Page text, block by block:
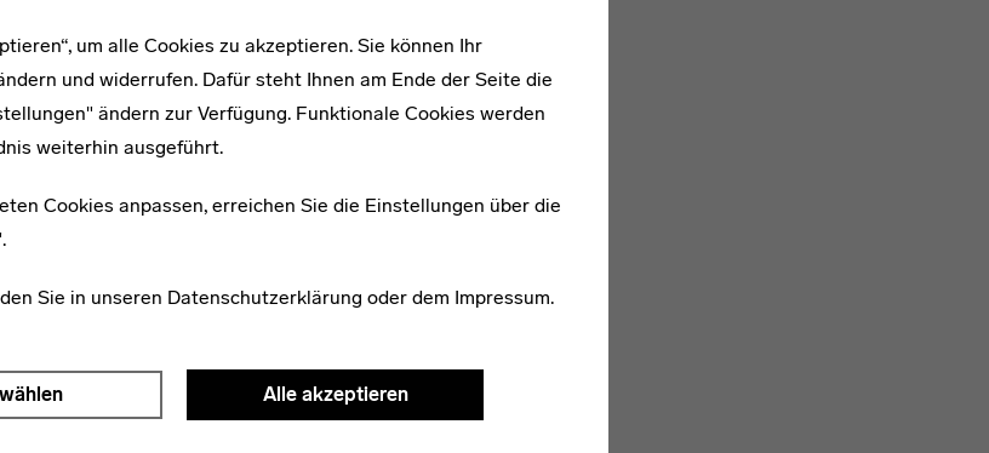
um alle Cookies zu akzeptieren. Sie können Ihr
und widerrufen. Dafür steht Ihnen am Ende der Seite die
ändern zur Verfügung. Funktionale Cookies werden
weiterhin ausgeführt.
Cookies anpassen, erreichen Sie die Einstellungen über die
Sie in unseren Datenschutzerklärung oder dem Impressum.
Alle akzeptieren
WEITERE PUBLIKATIONEN ZUM THEMA